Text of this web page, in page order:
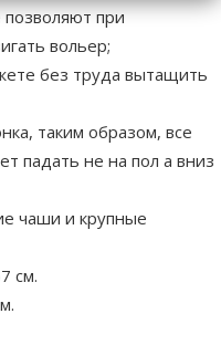
при
вольер;
без труда вытащить
таким образом, все
падать не на пол а вниз
чаши и крупные
cм.